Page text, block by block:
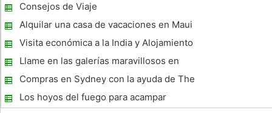
Consejos de Viaje
Alquilar una casa de vacaciones en Maui
Visita económica a la India y Alojamiento
Barato
Llame en las galerías maravillosos en
preciosa Manchester
Compras en Sydney con la ayuda de The
Monorail O Light Rail
Los hoyos del fuego para acampar